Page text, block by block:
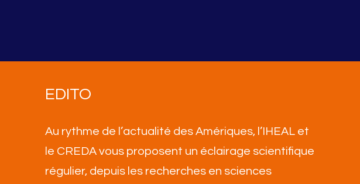
EDITO
Au rythme de l’actualité des Amériques, l’IHEAL et
le CREDA vous proposent un éclairage scientifique
régulier, depuis les recherches en sciences